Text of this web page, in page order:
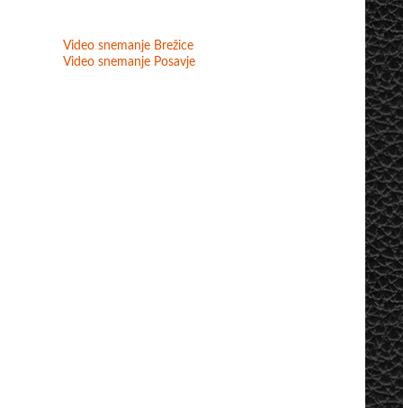
Video snemanje Brežice
Video snemanje Posavje